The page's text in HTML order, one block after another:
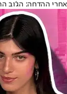
אחרי ההדחה: הג'וב